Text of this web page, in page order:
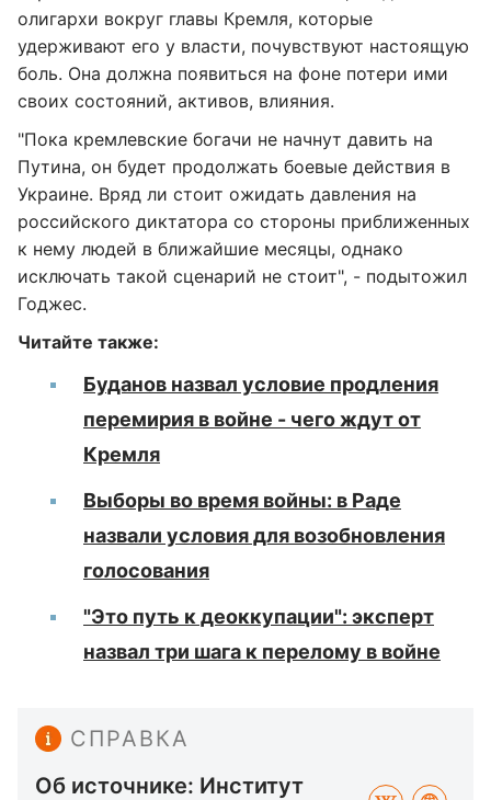
олигархи вокруг главы Кремля, которые
удерживают его у власти, почувствуют настоящую
боль. Она должна появиться на фоне потери ими
своих состояний, активов, влияния.
"Пока кремлевские богачи не начнут давить на
Путина, он будет продолжать боевые действия в
Украине. Вряд ли стоит ожидать давления на
российского диктатора со стороны приближенных
к нему людей в ближайшие месяцы, однако
исключать такой сценарий не стоит", - подытожил
Годжес.
Читайте также:
Буданов назвал условие продления
перемирия в войне - чего ждут от
Кремля
Выборы во время войны: в Раде
назвали условия для возобновления
голосования
"Это путь к деоккупации": эксперт
назвал три шага к перелому в войне
СПРАВКА
Об источнике: Институт